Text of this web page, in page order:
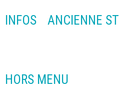
INFOS ANCIENNE
HORS MENU